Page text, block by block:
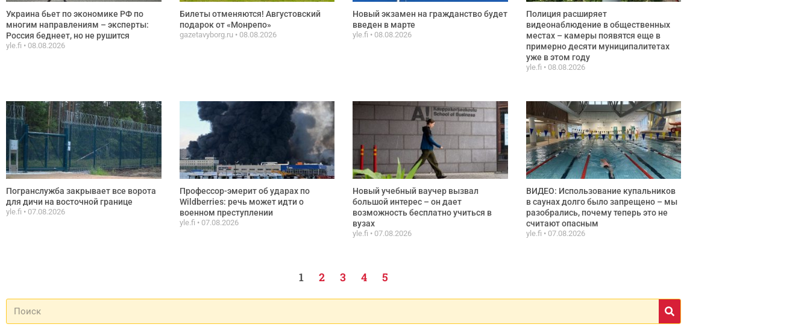
Украина бьет по экономике РФ по
многим направлениям – эксперты:
Россия беднеет, но не рушится
yle.fi 08.08.2026
Билеты отменяются! Августовский
подарок от «Монрепо»
gazetavyborg.ru 08.08.2026
Новый экзамен на гражданство будет
введен в марте
yle.fi 08.08.2026
Полиция расширяет
видеонаблюдение в общественных
местах – камеры появятся еще в
примерно десяти муниципалитетах
уже в этом году
yle.fi 08.08.2026
Погранслужба закрывает все ворота
для дичи на восточной границе
yle.fi 07.08.2026
Профессор-эмерит об ударах по
Wildberries: речь может идти о
военном преступлении
yle.fi 07.08.2026
Новый учебный ваучер вызвал
большой интерес – он дает
возможность бесплатно учиться в
вузах
yle.fi 07.08.2026
ВИДЕО: Использование купальников
в саунах долго было запрещено – мы
разобрались, почему теперь это не
считают опасным
yle.fi 07.08.2026
1 2 3 4 5